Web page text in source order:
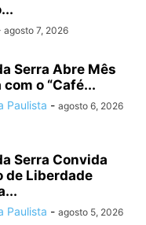
agosto 7, 2026
Serra Abre Mês
o “Café...
Paulista - agosto 6, 2026
Serra Convida
de Liberdade
Paulista - agosto 5, 2026